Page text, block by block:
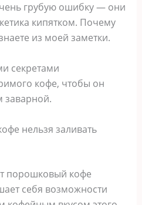
грубую ошибку — они
кипятком. Почему
из моей заметки.
секретами
кофе, чтобы он
заварной.
нельзя заливать
порошковый кофе
себя возможности